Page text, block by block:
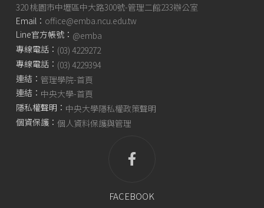
320 桃園市中壢區中大路300號-管理二館233辦公室
Email： office@emba.ncu.edu.tw
Line官方帳號： @emba
專線電話： (03) 4229272
專線電話： (03) 4229394
連結： 管理學院-首頁
連結： 中央大學-首頁
隱私權聲明： 中央大學隱私權政策聲明
個資保護： 個人資料保護與管理
FACEBOOK